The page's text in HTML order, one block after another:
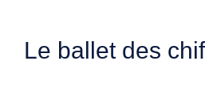
Le ballet des